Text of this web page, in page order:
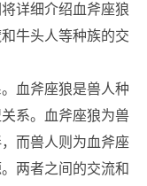
详细介绍血斧座狼
牛头人等种族的交
血斧座狼是兽人种
系。血斧座狼为兽
而兽人则为血斧座
两者之间的交流和